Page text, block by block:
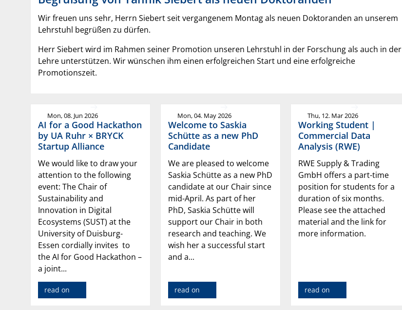
Wir freuen uns sehr, Herrn Siebert seit vergangenem Montag als neuen Doktoranden an unserem
Lehrstuhl begrüßen zu dürfen.
Herr Siebert wird im Rahmen seiner Promotion unseren Lehrstuhl in der Forschung als auch in der
Lehre unterstützen. Wir wünschen ihm einen erfolgreichen Start und eine erfolgreiche
Promotionszeit.
Mon, 08. Jun 2026
AI for a Good Hackathon
by UA Ruhr × BRYCK
Startup Alliance
We would like to draw your
attention to the following
event: The Chair of
Sustainability and
Innovation in Digital
Ecosystems (SUST) at the
University of Duisburg-
Essen cordially invites to
the AI for Good Hackathon –
a joint...
read on
Mon, 04. May 2026
Welcome to Saskia
Schütte as a new PhD
Candidate
We are pleased to welcome
Saskia Schütte as a new PhD
candidate at our Chair since
mid-April. As part of her
PhD, Saskia Schütte will
support our Chair in both
research and teaching. We
wish her a successful start
and a...
read on
Thu, 12. Mar 2026
Working Student |
Commercial Data
Analysis (RWE)
RWE Supply & Trading
GmbH offers a part-time
position for students for a
duration of six months.
Please see the attached
material and the link for
more information.
read on